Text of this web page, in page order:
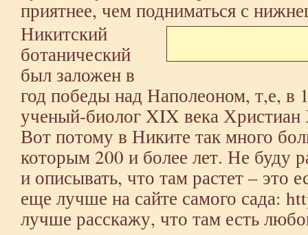
приятнее, чем подниматься с
Никитский
ботанический
был заложен в
год победы над Наполеоном, т,е, в
ученый-биолог XIX века Христиан
Вот потому в Никите так много
которым 200 и более лет. Не буду
и описывать, что там растет – это
еще лучше на сайте самого сада:
лучше расскажу, что там есть